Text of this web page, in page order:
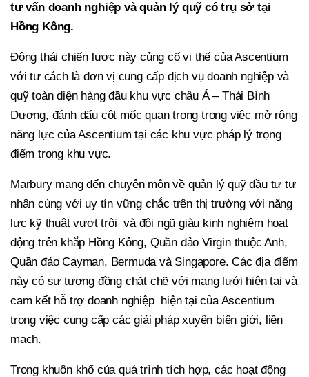
tư vấn doanh nghiệp và quản lý quỹ có trụ sở tại
Hồng Kông.
Động thái chiến lược này củng cố vị thế của Ascentium
với tư cách là đơn vị cung cấp dịch vụ doanh nghiệp và
quỹ toàn diện hàng đầu khu vực châu Á – Thái Bình
Dương, đánh dấu cột mốc quan trọng trong việc mở rộng
năng lực của Ascentium tại các khu vực pháp lý trọng
điểm trong khu vực.
Marbury mang đến chuyên môn về quản lý quỹ đầu tư tư
nhân cùng với uy tín vững chắc trên thị trường với năng
lực kỹ thuật vượt trội và đội ngũ giàu kinh nghiệm hoạt
động trên khắp Hồng Kông, Quần đảo Virgin thuộc Anh,
Quần đảo Cayman, Bermuda và Singapore. Các địa điểm
này có sự tương đồng chặt chẽ với mạng lưới hiện tại và
cam kết hỗ trợ doanh nghiệp hiện tại của Ascentium
trong việc cung cấp các giải pháp xuyên biên giới, liền
mạch.
Trong khuôn khổ của quá trình tích hợp, các hoạt động